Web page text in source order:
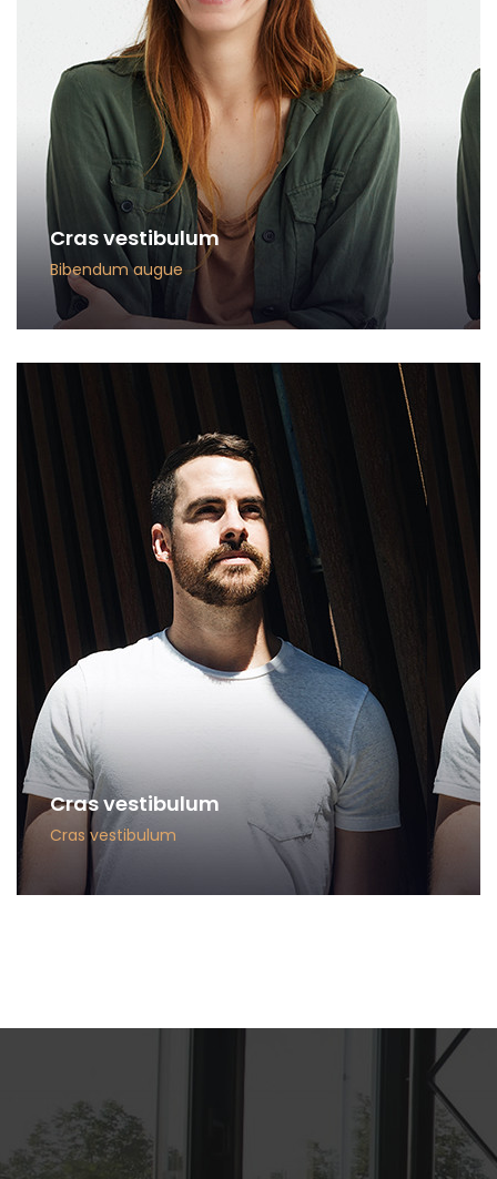
Cras vestibulum
Bibendum augue
Cras vestibulum
Cras vestibulum